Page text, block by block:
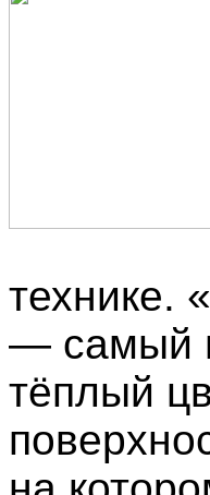
технике.
— самый
тёплый